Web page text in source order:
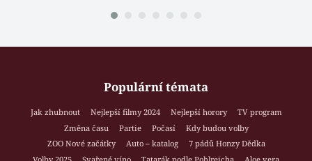
Populární témata
Jak zhubnout Nejlepší filmy 2024 Nejlepší horory
TV program
Změna času
Partie Počasí
Kdy budou volby
ZOO Nové začátky
Auto – katalog
7 pádů Honzy Dědka